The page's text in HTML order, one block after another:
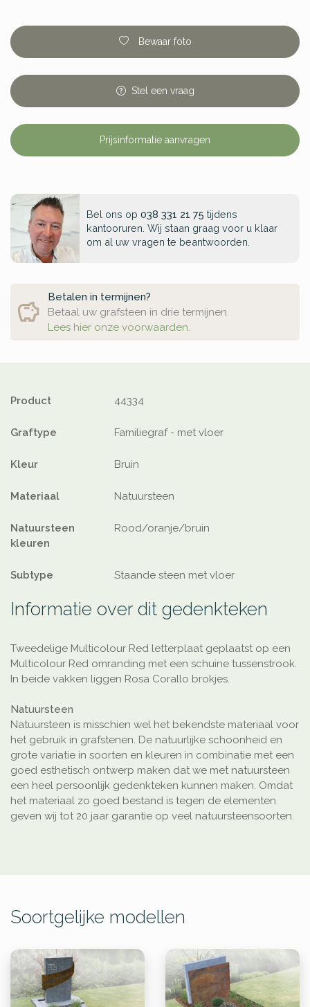
Bewaar foto
Stel een vraag
Prijsinformatie aanvragen
Bel ons op 038 331 21 75 tijdens
kantooruren. Wij staan graag voor u klaar
om al uw vragen te beantwoorden.
Betalen in termijnen?
Betaal uw grafsteen in drie termijnen.
Lees hier onze voorwaarden.
Product 44334
Graftype Familiegraf - met vloer
Kleur Bruin
Materiaal Natuursteen
Natuursteen
kleuren
Rood/oranje/bruin
Subtype Staande steen met vloer
Informatie over dit gedenkteken
Tweedelige Multicolour Red letterplaat geplaatst op een
Multicolour Red omranding met een schuine tussenstrook.
In beide vakken liggen Rosa Corallo brokjes.
Natuursteen
Natuursteen is misschien wel het bekendste materiaal voor
het gebruik in grafstenen. De natuurlijke schoonheid en
grote variatie in soorten en kleuren in combinatie met een
goed esthetisch ontwerp maken dat we met natuursteen
een heel persoonlijk gedenkteken kunnen maken. Omdat
het materiaal zo goed bestand is tegen de elementen
geven wij tot 20 jaar garantie op veel natuursteensoorten.
Soortgelijke modellen